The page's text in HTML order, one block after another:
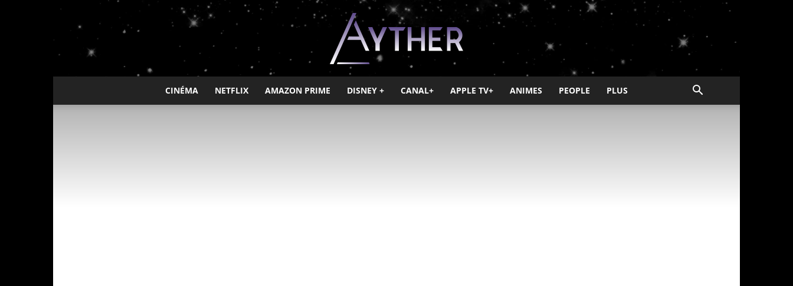
Ayther
CINÉMA NETFLIX AMAZON PRIME DISNEY + CANAL+ APPLE TV+ ANIMES PEOPLE PLUS